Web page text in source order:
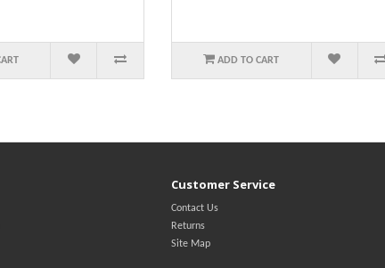
ADD TO CART
Customer Service
Contact Us
Returns
Site Map